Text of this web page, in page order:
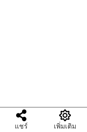
แชร์ เพิ่มเติม